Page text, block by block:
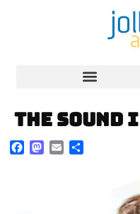
THE SOUND I
Facebook
Mastodon
Email